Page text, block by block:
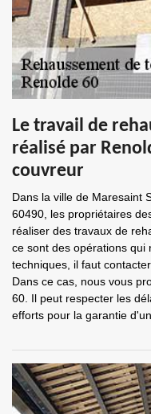
Le travail de
réalisé par
couvreur
Dans la ville de Maresaint
60490, les propriétaires
réaliser des travaux de
ce sont des opérations qui
techniques, il faut
Dans ce cas, nous vous
60. Il peut respecter les
efforts pour la garantie